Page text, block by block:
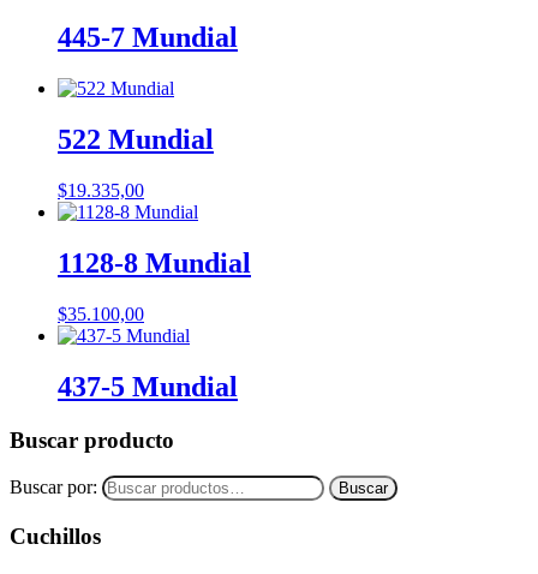
445-7 Mundial
522 Mundial
$19.335,00
1128-8 Mundial
$35.100,00
437-5 Mundial
Buscar producto
Buscar por: Buscar
Cuchillos